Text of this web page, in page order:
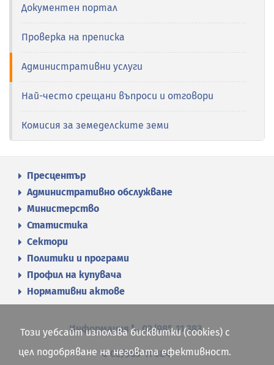
Документен портал
Проверка на преписка
Административни услуги
Най-често срещани въпроси и отговори
Комисия за земеделските земи
Пресцентър
Административно обслужване
Министерство
Статистика
Сектори
Политики и програми
Профил на купувача
Нормативни актове
Информация 02/985 11 383
02/985 11 384
Този уебсайт използва бисквитки (cookies) с
цел подобряване на неговата ефективност.